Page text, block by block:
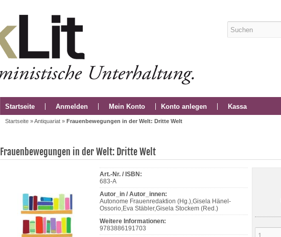
Startseite Anmelden Mein Konto Konto anlegen Kassa
Startseite »Antiquariat » Frauenbewegungen in der Welt: Dritte Welt
Frauenbewegungen in der Welt: Dritte Welt
Art.-Nr. / ISBN:
683-A
Autor_in / Autor_innen:
Autonome Frauenredaktion (Hg.),Gisela Hänel-
Ossorio,Eva Stäbler,Gisela Stockem (Red.)
Weitere Informationen:
9783886191703